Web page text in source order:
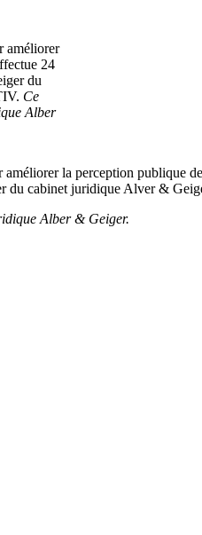
améliorer
24
du
Ce
Alber
la perception publique
du cabinet juridique Alver &
Alber & Geiger.